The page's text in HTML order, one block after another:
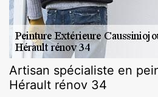
Artisan spécialiste en
Hérault rénov 34